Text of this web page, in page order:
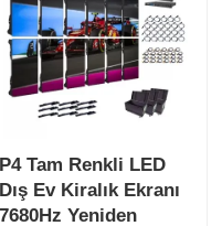
P4 Tam Renkli LED
Dış Ev Kiralık Ekranı
7680Hz Yeniden